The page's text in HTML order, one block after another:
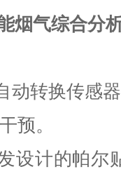
烟气综合分
动转换传感
预。
设计的帕尔